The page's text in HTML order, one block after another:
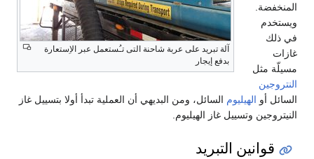
آلة تبريد على عربة شاحنة التى تـُستعمل عبر الاِستعارة
بدفع إيجار
المنخفضة.
ويستخدم
في ذلك
غازات
مسيلّة مثل
النتروجين
السائل أو الهيليوم السائل، ومن البديهي أن العملية تبدأ أولا بتسييل غاز
النيتروجين وتسييل غاز الهيليوم.
قوانين التبريد